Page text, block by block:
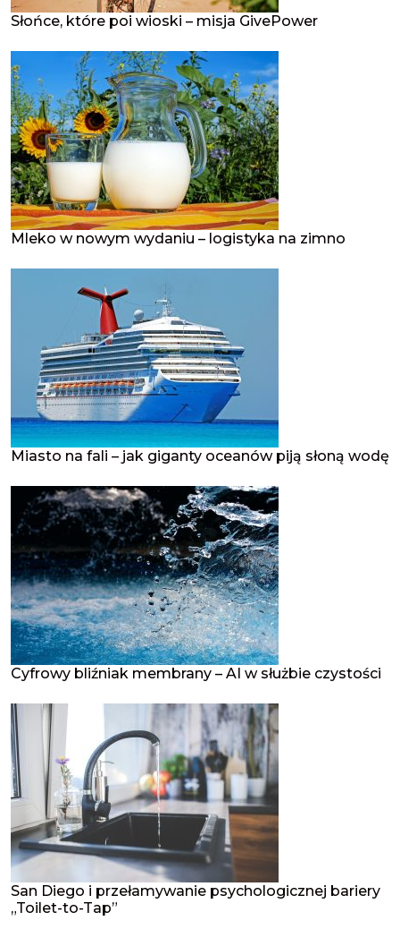
Słońce, które poi wioski – misja GivePower
Mleko w nowym wydaniu – logistyka na zimno
Miasto na fali – jak giganty oceanów piją słoną wodę
Cyfrowy bliźniak membrany – AI w służbie czystości
San Diego i przełamywanie psychologicznej bariery
„Toilet-to-Tap”